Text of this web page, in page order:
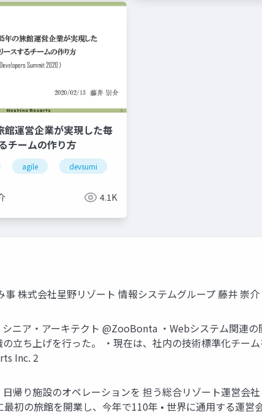
devops
館運営企業が実現した毎
チームの作り方
agile devsumi
4.1K
株式会社星野リゾート 情報システムグループ 藤井 崇介
ニア・アーキテクト @ZooBonta ・Webシステム関連
立ち上げを行った。 ・現在は、社内の技術標準化チー
Inc. 2
帰り施設のオペレーションを 担う総合リゾート運営会
初の旅館を開業し、今年で110年 • 世界に通用する運